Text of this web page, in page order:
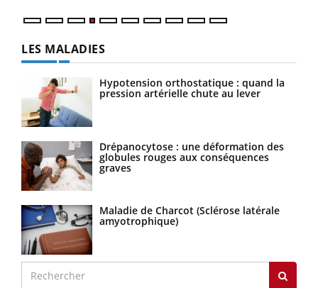
LES MALADIES
Hypotension orthostatique : quand la
pression artérielle chute au lever
Drépanocytose : une déformation des
globules rouges aux conséquences
graves
Maladie de Charcot (Sclérose latérale
amyotrophique)